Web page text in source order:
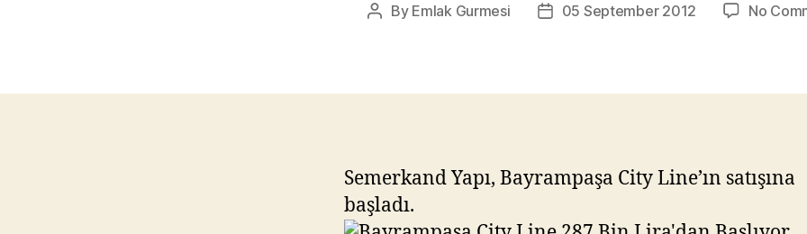
Post
By Emlak Gurmesi
Post05 September 2012 No
Semerkand Yapı, Bayrampaşa City Line’ın satışına
başladı.